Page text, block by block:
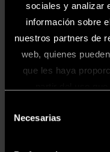
sociales y analizar
información sobre
nuestros partners de
web, quienes
que les haya
Necesarias
página web
Extracción